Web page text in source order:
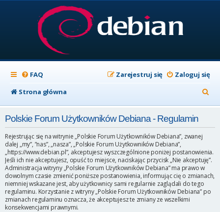
FAQ Zaloguj się
Zarejestruj się
Strona główna
z
j
Polskie Forum Użytkowników Debiana - Regulamin
Rejestrując się na witrynie „Polskie Forum Użytkowników Debiana”, zwanej
dalej „my”, ”nas”, „nasza”, „Polskie Forum Użytkowników Debiana”,
„https://www.debian.pl”, akceptujesz wyszczególnione poniżej postanowienia.
Jeśli ich nie akceptujesz, opuść to miejsce, naciskając przycisk „Nie akceptuję”.
Administracja witryny „Polskie Forum Użytkowników Debiana” ma prawo w
dowolnym czasie zmienić poniższe postanowienia, informując cię o zmianach,
niemniej wskazane jest, aby użytkownicy sami regularnie zaglądali do tego
regulaminu. Korzystanie z witryny „Polskie Forum Użytkowników Debiana” po
zmianach regulaminu oznacza, że akceptujesz te zmiany ze wszelkimi
konsekwencjami prawnymi.